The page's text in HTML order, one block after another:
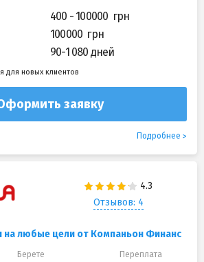
400 - 100000
100000
90-1 080 дней
для новых клиентов
заявку
Подробнее
Отзывов: 4
на любые цели от Компаньон Финанс
Берете Переплата